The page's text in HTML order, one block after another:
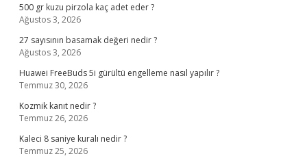
500 gr kuzu pirzola kaç adet eder ?
Ağustos 3, 2026
27 sayısının basamak değeri nedir ?
Ağustos 3, 2026
Huawei FreeBuds 5i gürültü engelleme nasıl yapılır ?
Temmuz 30, 2026
Kozmik kanıt nedir ?
Temmuz 26, 2026
Kaleci 8 saniye kuralı nedir ?
Temmuz 25, 2026